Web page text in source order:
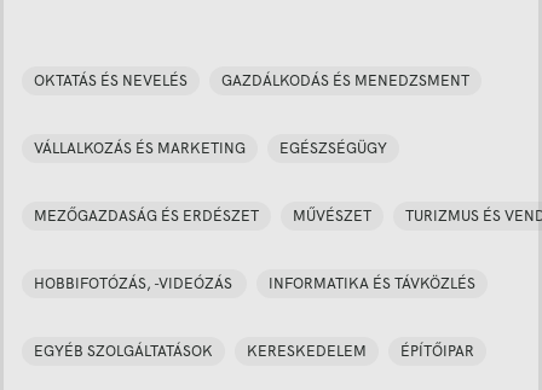
OKTATÁS ÉS NEVELÉS GAZDÁLKODÁS ÉS MENEDZSMENT
VÁLLALKOZÁS ÉS MARKETING EGÉSZSÉGÜGY
MEZŐGAZDASÁG ÉS ERDÉSZET MŰVÉSZET TURIZMUS ÉS
HOBBIFOTÓZÁS, -VIDEÓZÁS INFORMATIKA ÉS TÁVKÖZLÉS
EGYÉB SZOLGÁLTATÁSOK KERESKEDELEM ÉPÍTŐIPAR